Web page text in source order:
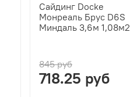
Сайдинг Docke
Монреаль Брус D6S
Миндаль 3,6м 1,08м2
845 руб
718.25 руб